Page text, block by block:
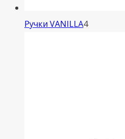
Ручки VANILLA44